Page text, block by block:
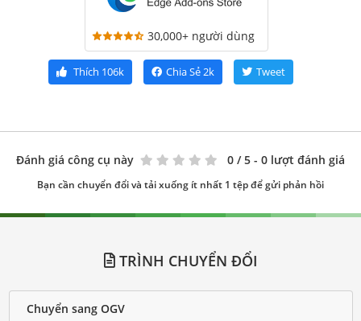
30,000+ người dùng
Thích 106k Chia Sẻ2k Tweet
Đánh giá công cụ này 0 / 5 - 0 lượt đánh giá
Bạn cần chuyển đổi và tải xuống ít nhất 1 tệp để gửi phản hồi
TRÌNH CHUYỂN ĐỔI
Chuyển sang OGV